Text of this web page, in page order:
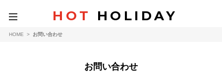
toggle
navigation
HOT HOLIDAY
HOME > お問い合わせ
お問い合わせ